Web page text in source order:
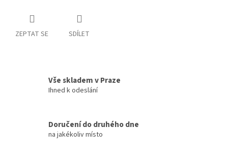
ZEPTAT SE SDÍLET
Vše skladem v Praze
Ihned k odeslání
Doručení do druhého dne
na jakékoliv místo